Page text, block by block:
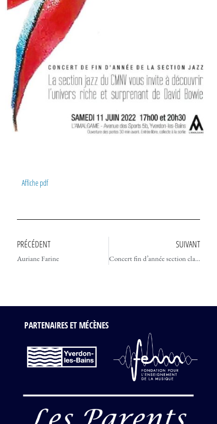
Affiche pdf
PRÉCÉDENT
Auriane Farine
SUIVANT
Concert fin d’année section classique
PARTENAIRES ET MÉCÈNES